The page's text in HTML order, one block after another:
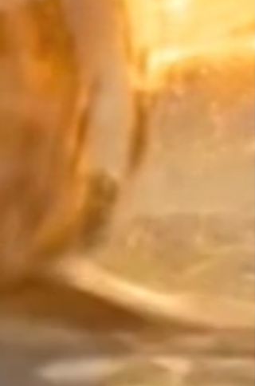
pour accompagner chacun de vos
Le Japon rencontre les métaux
précieux :
Faites naître un mix qui ne
ressemble qu'à vous. Associez la
Pour ce détail décisif, choisissez
la pureté lisse de l'Or Laminé, le
l'éclat des perles Or 24K.
La Signature Design :
Votre point d'équilibre Artisane
créatrice depuis 2015, mon travail
repose sur l'art du contraste. Sur
ce bijou qui n'a ni début ni fin, je
vous confie cet espace de rupture
(une zone asymétrique de 2